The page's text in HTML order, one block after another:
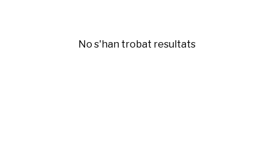
No s'han trobat resultats